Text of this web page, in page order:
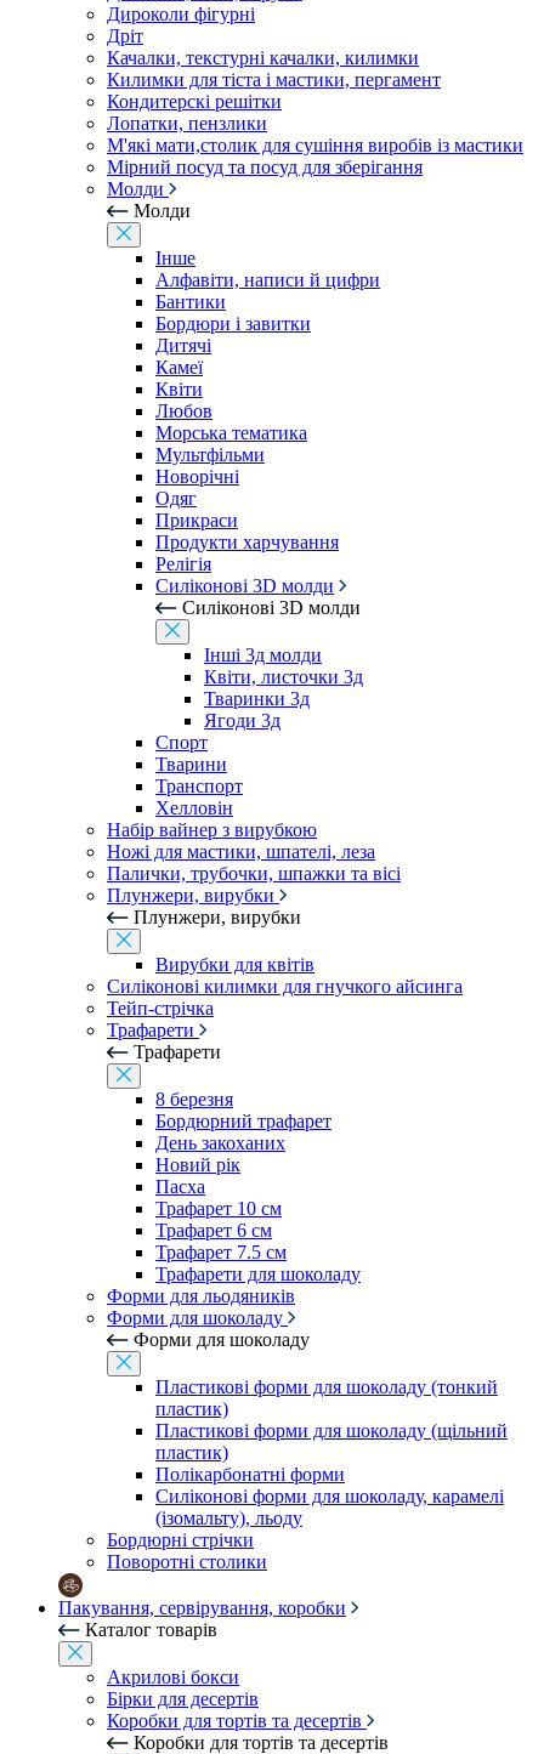
Дироколи фігурні
Дріт
Качалки, текстурні качалки, килимки
Килимки для тіста і мастики, пергамент
Кондитерскі решітки
Лопатки, пензлики
М'які мати,столик для сушіння виробів із мастики
Мірний посуд та посуд для зберігання
Молди
Молди
Інше
Алфавіти, написи й цифри
Бантики
Бордюри і завитки
Дитячі
Камеї
Квіти
Любов
Морська тематика
Мультфільми
Новорічні
Одяг
Прикраси
Продукти харчування
Релігія
Силіконові 3D молди
Силіконові 3D молди
Інші 3д молди
Квіти, листочки 3д
Тваринки 3д
Ягоди 3д
Спорт
Тварини
Транспорт
Хелловін
Набір вайнер з вирубкою
Ножі для мастики, шпателі, леза
Палички, трубочки, шпажки та вісі
Плунжери, вирубки
Плунжери, вирубки
Вирубки для квітів
Силіконові килимки для гнучкого айсинга
Тейп-стрічка
Трафарети
Трафарети
8 березня
Бордюрний трафарет
День закоханих
Новий рік
Пасха
Трафарет 10 см
Трафарет 6 см
Трафарет 7.5 см
Трафарети для шоколаду
Форми для льодяників
Форми для шоколаду
Форми для шоколаду
Пластикові форми для шоколаду (тонкий
пластик)
Пластикові форми для шоколаду (щільний
пластик)
Полікарбонатні форми
Силіконові форми для шоколаду, карамелі
(ізомальту), льоду
Бордюрні стрічки
Поворотні столики
Пакування, сервірування, коробки
Каталог товарів
Акрилові бокси
Бірки для десертів
Коробки для тортів та десертів
Коробки для тортів та десертів